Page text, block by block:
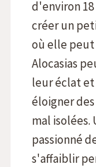
d'environ 18
créer un
où elle peut
Alocasias
leur éclat
éloigner
mal
passionné
s'affaiblir